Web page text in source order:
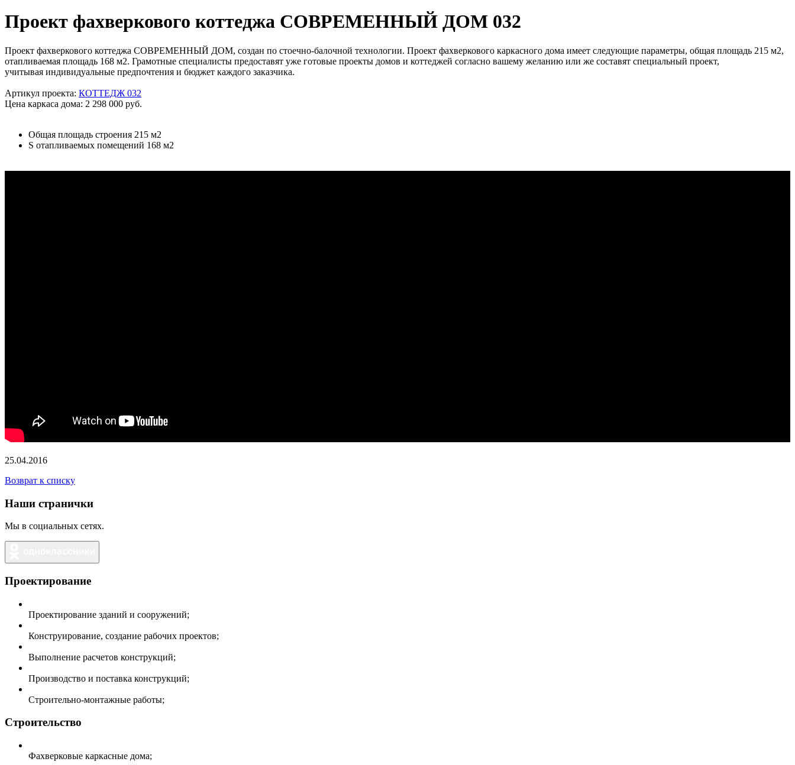
Проект фахверкового коттеджа СОВРЕМЕННЫЙ ДОМ 032
Проект фахверкового коттеджа СОВРЕМЕННЫЙ ДОМ, создан по стоечно-балочной технологии. Проект фахверкового каркасного дома имеет следующие параметры, общая площадь 215 м2,
отапливаемая площадь 168 м2. Грамотные специалисты предоставят уже готовые проекты домов и коттеджей согласно вашему желанию или же составят специальный проект,
учитывая индивидуальные предпочтения и бюджет каждого заказчика.
Артикул проекта: КОТТЕДЖ 032
Цена каркаса дома: 2 298 000 руб.
Общая площадь строения 215 м2
S отапливаемых помещений 168 м2
25.04.2016
Возврат к списку
Наши странички
Мы в социальных сетях.
Проектирование
Проектирование зданий и сооружений;
Конструирование, создание рабочих проектов;
Выполнение расчетов конструкций;
Производство и поставка конструкций;
Строительно-монтажные работы;
Строительство
Фахверковые каркасные дома;